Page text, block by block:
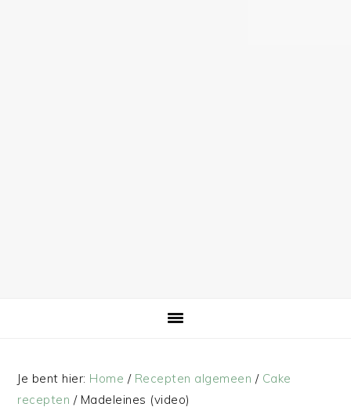
Je bent hier: Home / Recepten algemeen / Cake
recepten /Madeleines (video)